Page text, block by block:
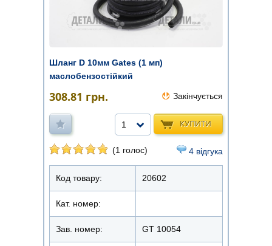
Шланг D 10мм Gates (1 мп)
маслобензостійкий
308.81 грн. Закінчується
КУПИТИ
1
(1 голос) 4 відгука
Код товару: 20602
Кат. номер:
Зав. номер: GT 10054